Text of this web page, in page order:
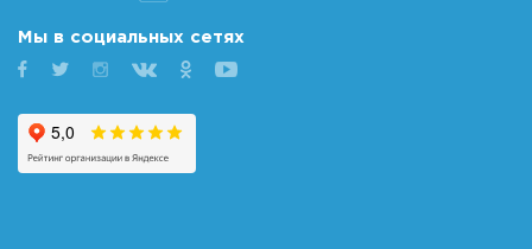
Мы в социальных сетях